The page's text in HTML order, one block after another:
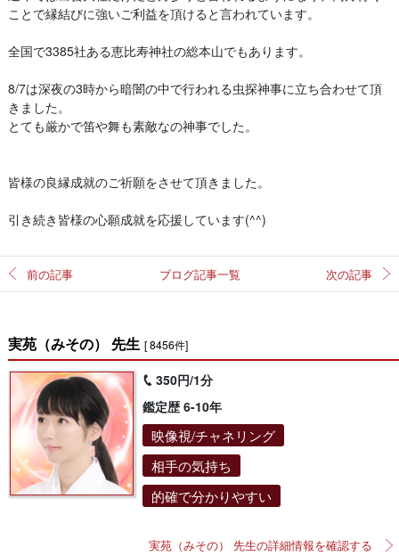
ことで縁結びに強いご利益を頂けると言われています。
全国で3385社ある恵比寿神社の総本山でもあります。
8/7は深夜の3時から暗闇の中で行われる虫探神事に立ち合わせて頂
きました。
とても厳かで笛や舞も素敵なの神事でした。
皆様の良縁成就のご祈願をさせて頂きました。
引き続き皆様の心願成就を応援しています(^^)
前の記事 ブログ記事一覧 次の記事
実苑（みその） 先生 [ 8456件]
350円/1分
鑑定歴 6-10年
映像視/チャネリング
相手の気持ち
的確で分かりやすい
実苑（みその） 先生の詳細情報を確認する